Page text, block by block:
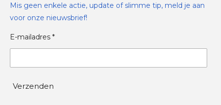
Mis geen enkele actie, update of slimme tip, meld je aan
voor onze nieuwsbrief!
E-mailadres *
Verzenden